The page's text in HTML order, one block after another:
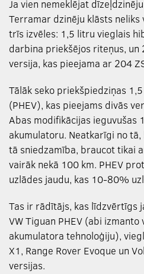
Ja vien nemeklējat
Terramar dzinēju klāsts
trīs izvēles: 1,5 litru vieglais
darbina priekšējos riteņus,
versija, kas pieejama ar 204
Tālāk seko priekšpiedziņas
(PHEV), kas pieejams divās
Abas modifikācijas ieguvušas
akumulatoru. Neatkarīgi no
tā sniedzamība, braucot tikai
vairāk nekā 100 km. PHEV
uzlādes jaudu, kas 10-80%
Tas ir rādītājs, kas līdzvērtīgs
VW Tiguan PHEV (abi izmanto
akumulatora tehnoloģiju),
X1, Range Rover Evoque un
versijas.